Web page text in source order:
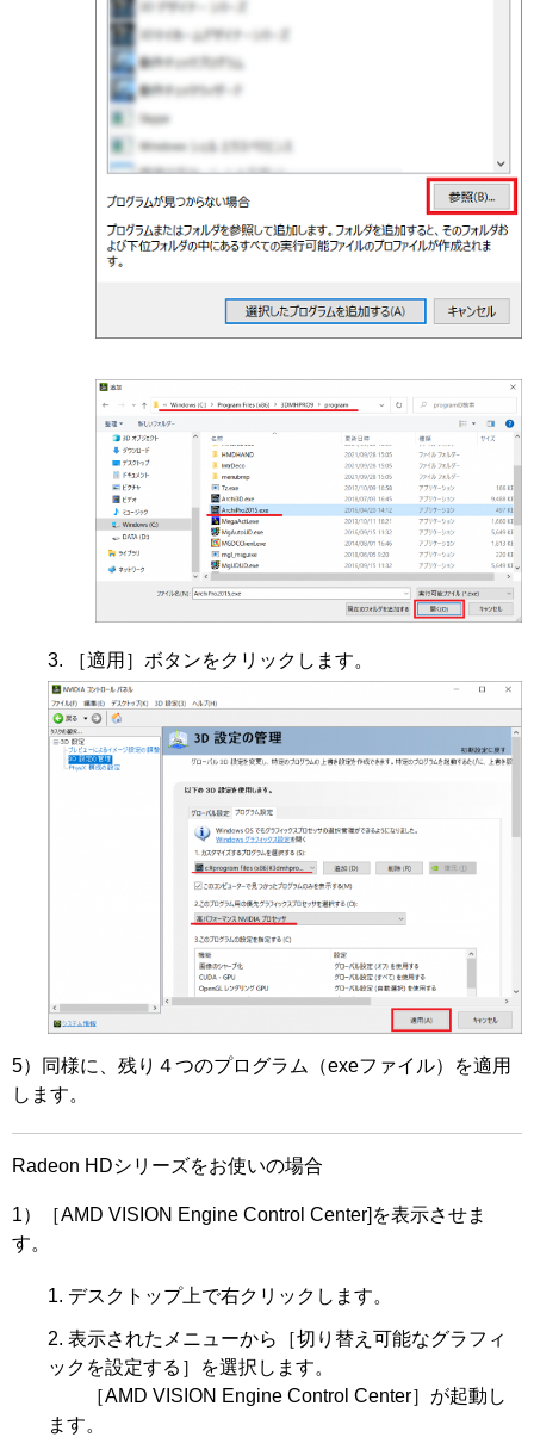
［適用］ボタンをクリックします。
5）同様に、残り４つのプログラム（exeファイル）を適用
します。
Radeon HDシリーズをお使いの場合
1）［AMD VISION Engine Control Center]を表示させま
す。
デスクトップ上で右クリックします。
表示されたメニューから［切り替え可能なグラフィ
ックを設定する］を選択します。
［AMD VISION Engine Control Center］が起動し
ます。